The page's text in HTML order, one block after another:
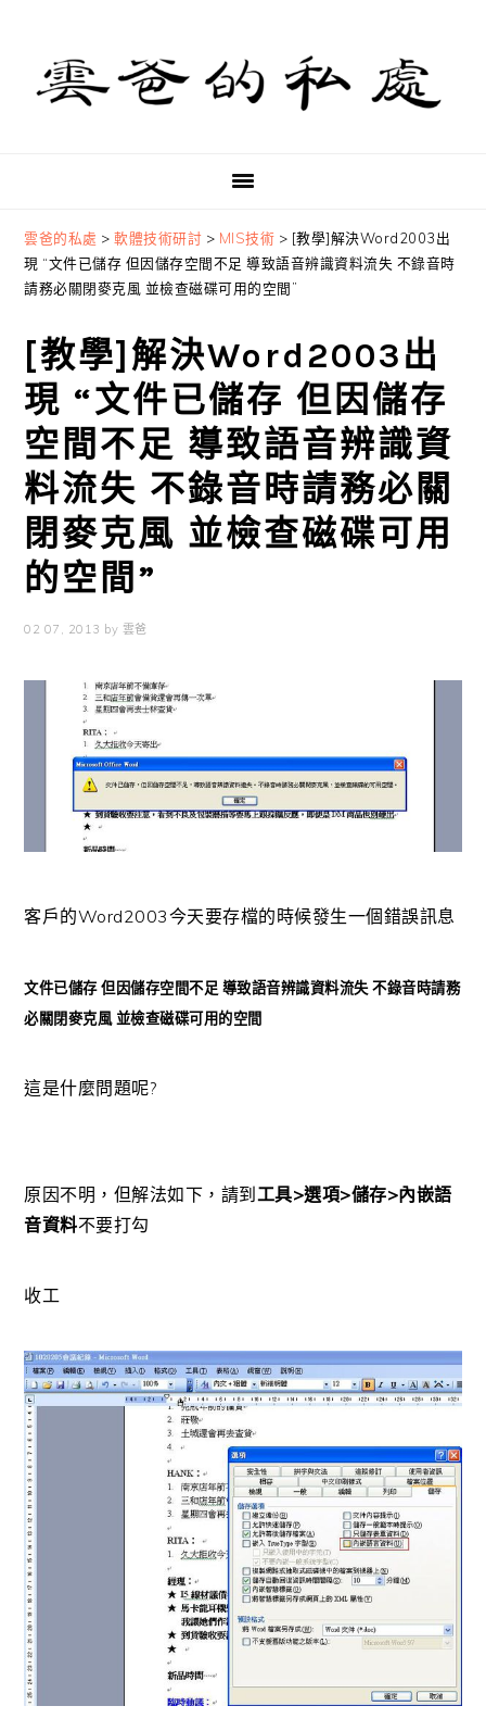
primary
navigation
content
primary
sidebar
雲爸的私處 >軟體技術研討 > MIS技術 > [教學]解決Word2003出
現 “文件已儲存 但因儲存空間不足 導致語音辨識資料流失 不錄音時
請務必關閉麥克風 並檢查磁碟可用的空間”
[教學]解決Word2003出
現 “文件已儲存 但因儲存
空間不足 導致語音辨識資
料流失 不錄音時請務必關
閉麥克風 並檢查磁碟可用
的空間”
02 07, 2013 by 雲爸
客戶的Word2003今天要存檔的時候發生一個錯誤訊息
文件已儲存 但因儲存空間不足 導致語音辨識資料流失 不錄音時請務
必關閉麥克風 並檢查磁碟可用的空間
這是什麼問題呢?
原因不明，但解法如下，請到工具>選項>儲存>內嵌語
音資料不要打勾
收工